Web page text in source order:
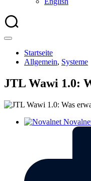
Startseite
Allgemein, Systeme
JTL Wawi 1.0: